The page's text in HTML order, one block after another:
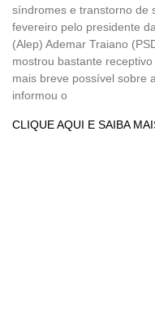
síndromes e transtorno de
fevereiro pelo presidente
(Alep) Ademar Traiano
mostrou bastante
mais breve possível sobre
informou o
CLIQUE AQUI E SAIBA